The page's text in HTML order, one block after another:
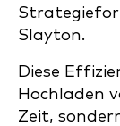
Slayton.
Diese
Hochladen
Zeit,